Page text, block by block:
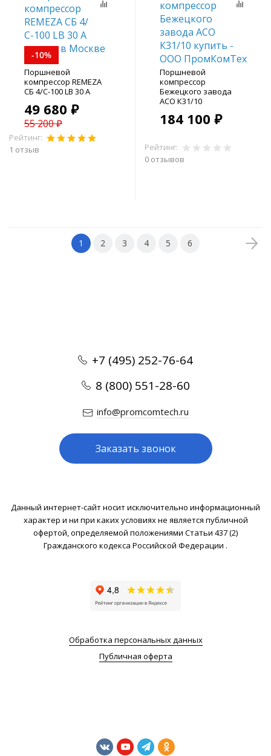
-10%
Поршневой
компрессор REMEZA
СБ 4/С-100 LB 30 А
49 680 ₽
55 200 ₽
Рейтинг:
1 отзыв
Поршневой
компрессор
Бежецкого завода
АСО К31/10
184 100 ₽
Рейтинг:
0 отзывов
1 2 3 4 5 6
+7 (495) 252-76-64
8 (800) 551-28-60
info@promcomtech.ru
Заказать звонок
Данный интернет-сайт носит исключительно информационный
характер и ни при каких условиях не является публичной
офертой, определяемой положениями Статьи 437 (2)
Гражданского кодекса Российской Федерации .
Обработка персональных данных
Публичная оферта